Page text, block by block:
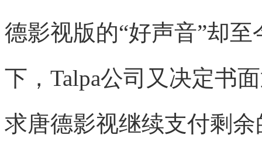
德影视版的“好声音”却
下，Talpa公司又决定书
求唐德影视继续支付剩